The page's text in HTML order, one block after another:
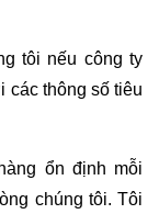
tôi nếu công ty
các thông số tiêu
ổn định mỗi
chúng tôi. Tôi